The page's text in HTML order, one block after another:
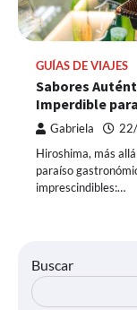
GUÍAS DE VIAJES
Sabores
Imperdible
Gabriela
Hiroshima, más
paraíso
imprescindibles:…
Buscar